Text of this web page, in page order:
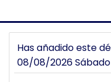
Has añadido este
08/08/2026 Sábado